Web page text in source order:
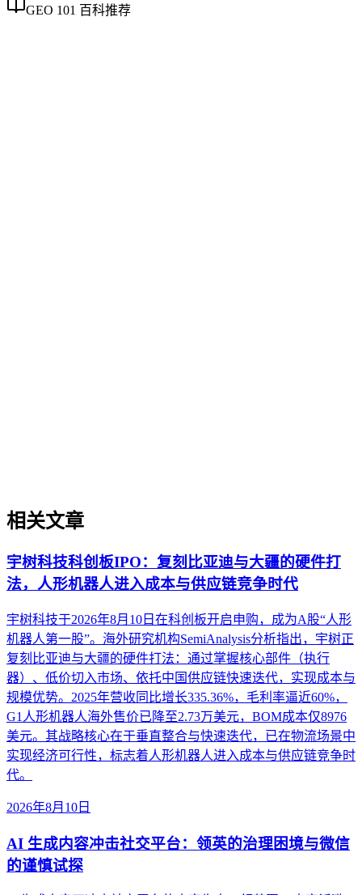
GEO 101 百科推荐
相关文章
宇树科技科创板IPO：复刻比亚迪与大疆的硬件打
法，人形机器人进入成本与供应链竞争时代
宇树科技于2026年8月10日在科创板开启申购，成为A股“人形
机器人第一股”。海外研究机构SemiAnalysis分析指出，宇树正
复刻比亚迪与大疆的硬件打法：通过掌握核心部件（执行
器）、低价切入市场、依托中国供应链快速迭代，实现成本与
规模优势。2025年营收同比增长335.36%，毛利率逼近60%，
G1人形机器人海外售价已降至2.73万美元，BOM成本仅8976
美元。其战略核心在于垂直整合与快速迭代，已在物流场景中
实现经济可行性，标志着人形机器人进入成本与供应链竞争时
代。
2026年8月10日
AI 生成内容冲击社交平台：领英的治理困境与微信
的谨慎试探